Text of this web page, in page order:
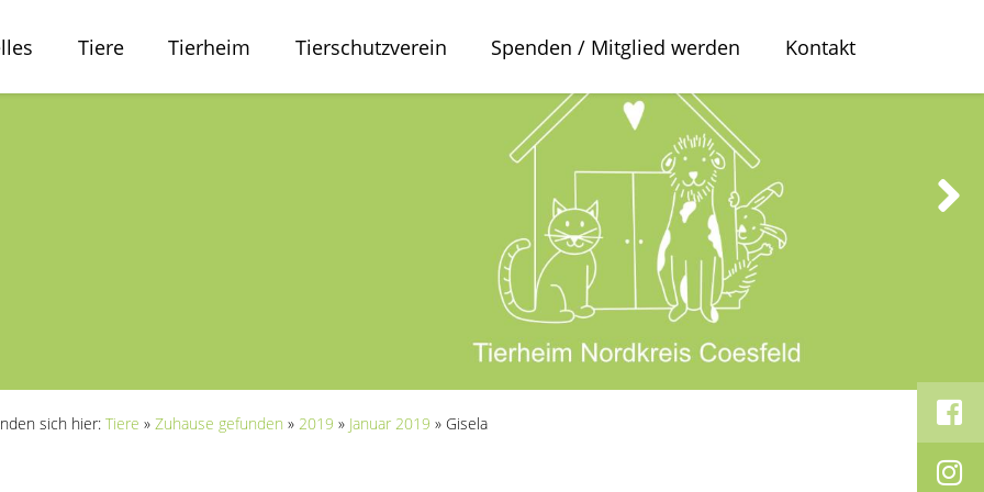
Tiere Tierheim Tierschutzverein Spenden / Mitglied werden Kontakt
sich hier: Tiere » Zuhause gefunden » 2019 » Januar 2019 » Gisela